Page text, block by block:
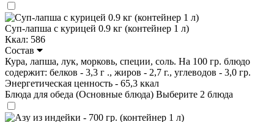
Суп-лапша с курицей 0.9 кг (контейнер 1 л)
Ккал: 586
Состав
Кура, лапша, лук, морковь, специи, соль. На 100 гр. блюдо
содержит: белков - 3,3 г ., жиров - 2,7 г., углеводов - 3,0 гр.
Энергетическая ценность - 65,3 ккал
Блюда для обеда (Основные блюда) Выберите 2 блюда